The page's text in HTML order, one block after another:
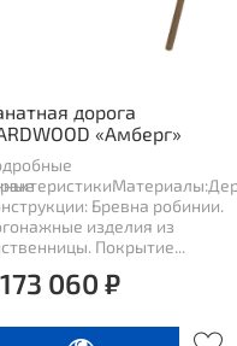
дорога
«Амберг»
Бревна робинии.
изделия из
Покрытие...
060 ₽